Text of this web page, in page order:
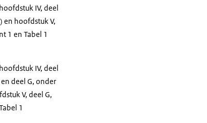
IV, deel
en hoofdstuk V,
1 en Tabel 1
IV, deel
en deel G, onder
V, deel G,
1